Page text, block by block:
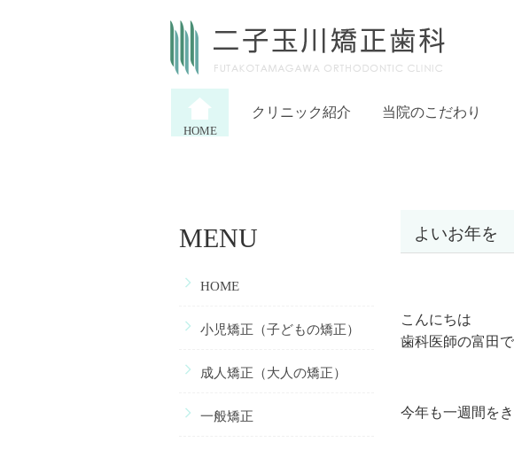
HOME
クリニック紹介 当院のこだわり
よいお年を
こんにちは
歯科医師の富田
今年も一週間を
MENU
HOME
小児矯正（子どもの矯正）
成人矯正（大人の矯正）
一般矯正